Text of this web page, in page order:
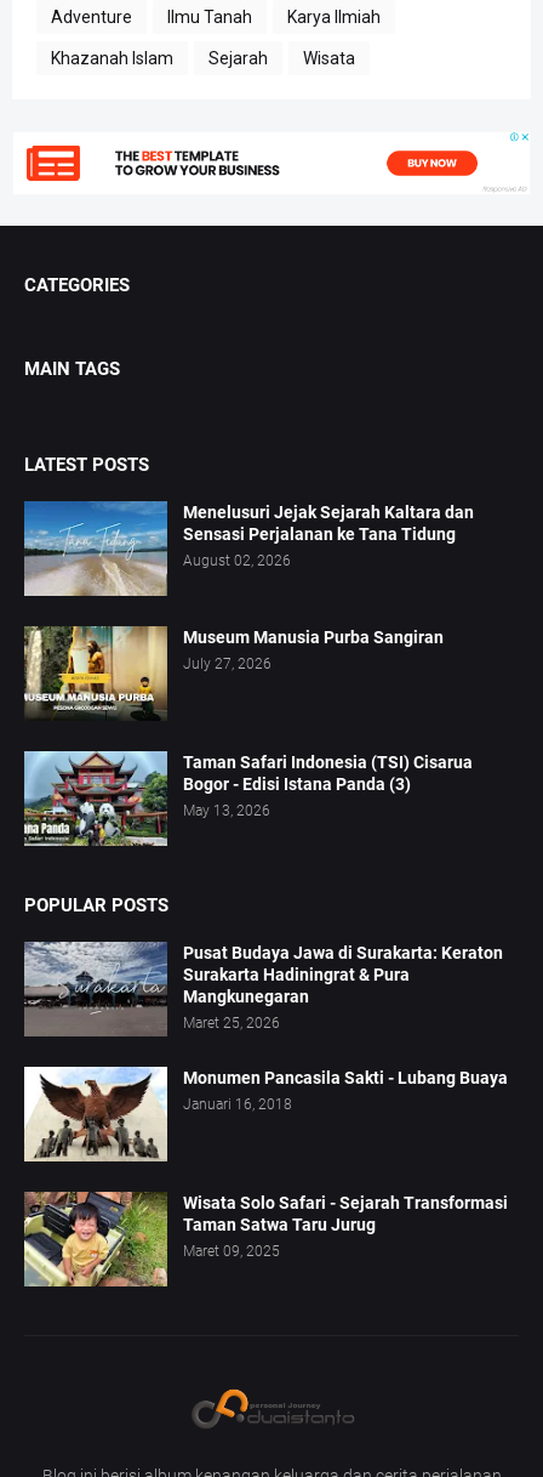
Adventure Ilmu Tanah Karya Ilmiah
Khazanah Islam Sejarah Wisata
CATEGORIES
MAIN TAGS
LATEST POSTS
Menelusuri Jejak Sejarah Kaltara dan
Sensasi Perjalanan ke Tana Tidung
August 02, 2026
Museum Manusia Purba Sangiran
July 27, 2026
Taman Safari Indonesia (TSI) Cisarua
Bogor - Edisi Istana Panda (3)
May 13, 2026
POPULAR POSTS
Pusat Budaya Jawa di Surakarta: Keraton
Surakarta Hadiningrat & Pura
Mangkunegaran
Maret 25, 2026
Monumen Pancasila Sakti - Lubang Buaya
Januari 16, 2018
Wisata Solo Safari - Sejarah Transformasi
Taman Satwa Taru Jurug
Maret 09, 2025